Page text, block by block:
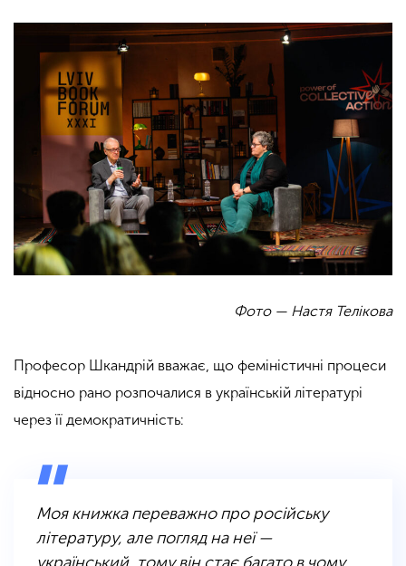
Фото — Настя Телікова
Професор Шкандрій вважає, що феміністичні процеси
відносно рано розпочалися в українській літературі
через її демократичність:
Моя книжка переважно про російську
літературу, але погляд на неї —